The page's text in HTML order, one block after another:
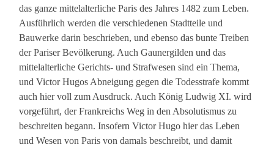
das ganze mittelalterliche Paris des Jahres 1482 zum Leben.
Ausführlich werden die verschiedenen Stadtteile und
Bauwerke darin beschrieben, und ebenso das bunte Treiben
der Pariser Bevölkerung. Auch Gaunergilden und das
mittelalterliche Gerichts- und Strafwesen sind ein Thema,
und Victor Hugos Abneigung gegen die Todesstrafe kommt
auch hier voll zum Ausdruck. Auch König Ludwig XI. wird
vorgeführt, der Frankreichs Weg in den Absolutismus zu
beschreiten begann. Insofern Victor Hugo hier das Leben
und Wesen von Paris von damals beschreibt, und damit